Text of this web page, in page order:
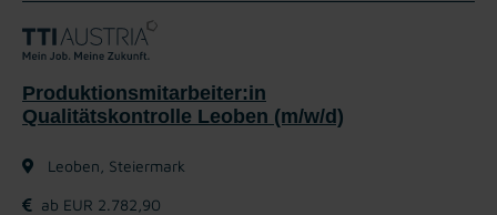
Produktionsmitarbeiter:in
Qualitätskontrolle Leoben (m/w/d)
Leoben, Steiermark
ab EUR 2.782,90